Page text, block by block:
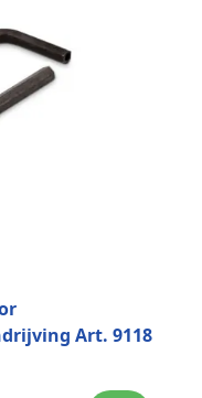
Art. 9118